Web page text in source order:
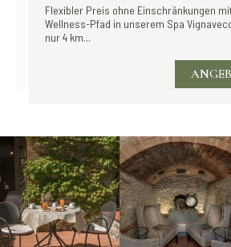
Flexibler Preis ohne Einschränkungen mit
Wellness-Pfad in unserem Spa
nur 4 km...